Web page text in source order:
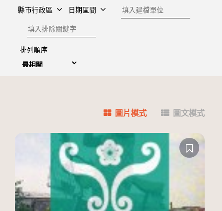
縣市行政區 日期區間
建檔單位
排除關鍵字
排列順序
圖片模式 圖文模式